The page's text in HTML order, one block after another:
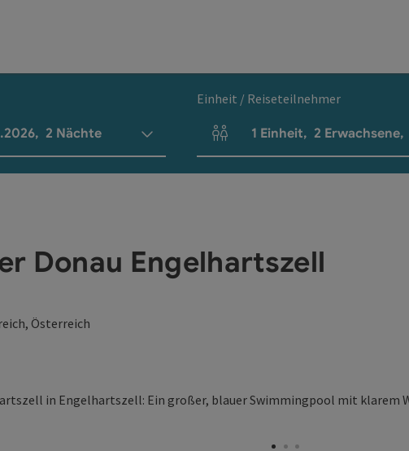
, 2 Nächte
Einheit / Reiseteilnehmer
Einheitenanzahl und Personenfelder
1 Einheit, 2 Erwachsene,
Donau Engelhartszell
Österreich